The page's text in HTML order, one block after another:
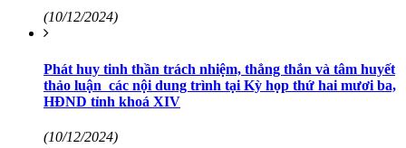
(10/12/2024)
Phát huy tinh thần trách nhiệm, thẳng thắn và tâm huyết
thảo luận các nội dung trình tại Kỳ họp thứ hai mươi ba,
HĐND tỉnh khoá XIV
(10/12/2024)